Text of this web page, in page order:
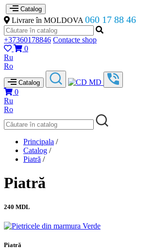
Catalog
Livrare în MOLDOVA 060 17 88 46
+37360178846 Contacte shop
0
Ru
Ro
Catalog
0
Ru
Ro
Principala /
Catalog /
Piatră /
Piatră
240 MDL
Piatră